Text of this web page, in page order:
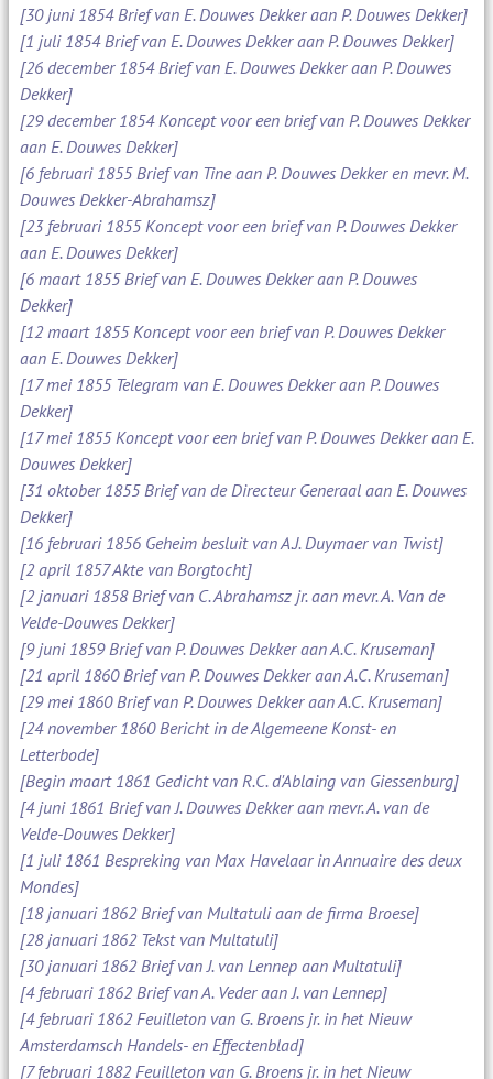
[30 juni 1854 Brief van E. Douwes Dekker aan P. Douwes Dekker]
[1 juli 1854 Brief van E. Douwes Dekker aan P. Douwes Dekker]
[26 december 1854 Brief van E. Douwes Dekker aan P. Douwes
Dekker]
[29 december 1854 Koncept voor een brief van P. Douwes Dekker
aan E. Douwes Dekker]
[6 februari 1855 Brief van Tine aan P. Douwes Dekker en mevr. M.
Douwes Dekker-Abrahamsz]
[23 februari 1855 Koncept voor een brief van P. Douwes Dekker
aan E. Douwes Dekker]
[6 maart 1855 Brief van E. Douwes Dekker aan P. Douwes
Dekker]
[12 maart 1855 Koncept voor een brief van P. Douwes Dekker
aan E. Douwes Dekker]
[17 mei 1855 Telegram van E. Douwes Dekker aan P. Douwes
Dekker]
[17 mei 1855 Koncept voor een brief van P. Douwes Dekker aan E.
Douwes Dekker]
[31 oktober 1855 Brief van de Directeur Generaal aan E. Douwes
Dekker]
[16 februari 1856 Geheim besluit van A.J. Duymaer van Twist]
[2 april 1857 Akte van Borgtocht]
[2 januari 1858 Brief van C. Abrahamsz jr. aan mevr. A. Van de
Velde-Douwes Dekker]
[9 juni 1859 Brief van P. Douwes Dekker aan A.C. Kruseman]
[21 april 1860 Brief van P. Douwes Dekker aan A.C. Kruseman]
[29 mei 1860 Brief van P. Douwes Dekker aan A.C. Kruseman]
[24 november 1860 Bericht in de Algemeene Konst- en
Letterbode]
[Begin maart 1861 Gedicht van R.C. d'Ablaing van Giessenburg]
[4 juni 1861 Brief van J. Douwes Dekker aan mevr. A. van de
Velde-Douwes Dekker]
[1 juli 1861 Bespreking van Max Havelaar in Annuaire des deux
Mondes]
[18 januari 1862 Brief van Multatuli aan de firma Broese]
[28 januari 1862 Tekst van Multatuli]
[30 januari 1862 Brief van J. van Lennep aan Multatuli]
[4 februari 1862 Brief van A. Veder aan J. van Lennep]
[4 februari 1862 Feuilleton van G. Broens jr. in het Nieuw
Amsterdamsch Handels- en Effectenblad]
[7 februari 1882 Feuilleton van G. Broens jr. in het Nieuw